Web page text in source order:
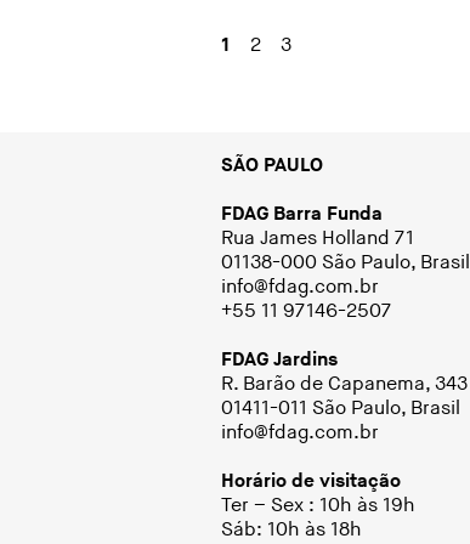
1 2 3
SÃO PAULO
FDAG Barra Funda
Rua James Holland 71
01138-000 São Paulo, Brasil
info@fdag.com.br
+55 11 97146-2507
FDAG Jardins
R. Barão de Capanema, 343
01411-011 São Paulo, Brasil
info@fdag.com.br
Horário de visitação
Ter – Sex : 10h às 19h
Sáb: 10h às 18h